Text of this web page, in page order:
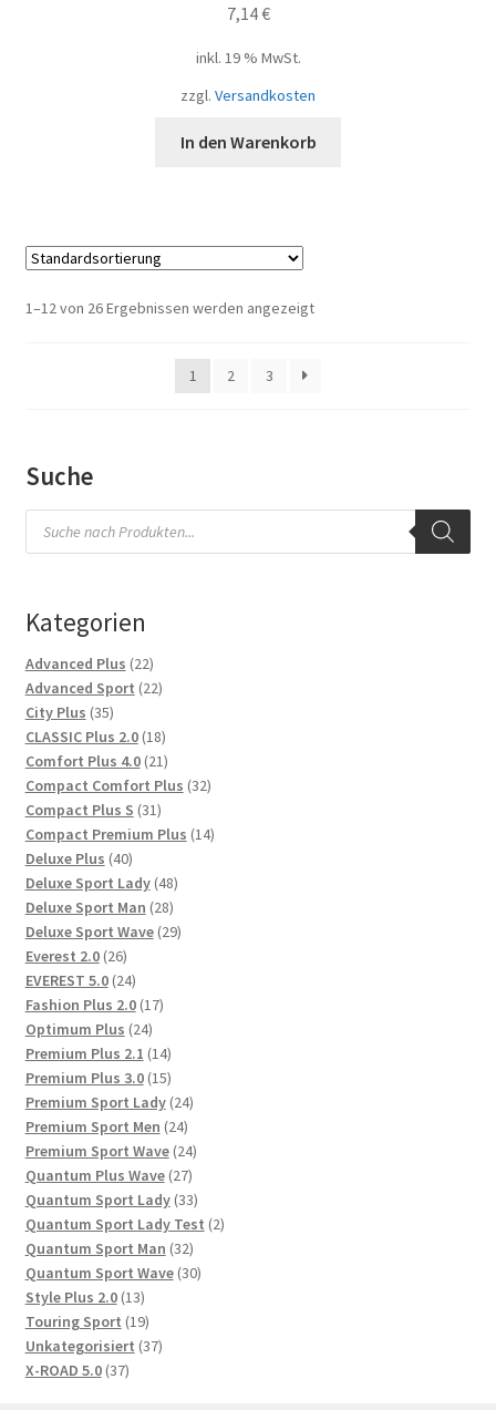
7,14€
inkl. 19 % MwSt.
zzgl. Versandkosten
In den Warenkorb
1–12 von 26 Ergebnissen werden angezeigt
1 2 3
Suche
Products
search
Kategorien
Advanced Plus 2222
Produkte
Advanced Sport 2222
City Plus 3535
Produkte
CLASSIC Plus 2.0 1818
Produkte
Comfort Plus 4.0 2121
Produkte
Compact Comfort Plus 3232
Compact Plus S 3131
Produkte
Compact Premium Plus 1414
Deluxe Plus 4040
Produkte
Deluxe Sport Lady 4848
Produkte
Deluxe Sport Man 2828
Produkte
Deluxe Sport Wave 2929
Everest 2.0 2626
Produkte
EVEREST 5.0 2424
Produkte
Fashion Plus 2.0 1717
Optimum Plus 2424
Produkte
Premium Plus 2.1 1414
Produkte
Premium Plus 3.0 1515
Produkte
Premium Sport Lady 2424
Premium Sport Men 2424
Produkte
Premium Sport Wave 2424
Produkte
Quantum Plus Wave 2727
Produkte
Quantum Sport Lady 3333
Produkte
Quantum Sport Lady Test 22
Quantum Sport Man 3232
Produkte
Quantum Sport Wave 3030
Style Plus 2.0 1313
Produkte
Touring Sport 1919
Produkte
Unkategorisiert 3737
X-ROAD 5.0 3737